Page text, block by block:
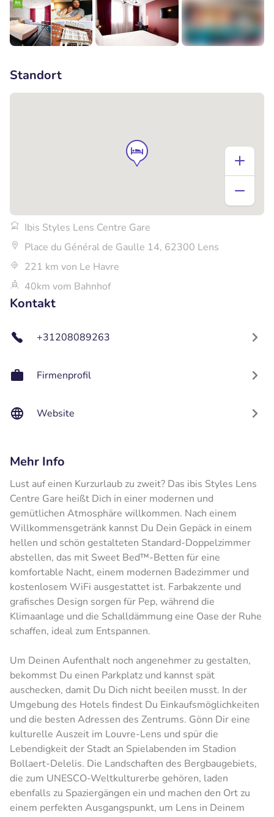
Standort
Ibis Styles Lens Centre Gare
Place du Général de Gaulle 14, 62300 Lens
221 km von Le Havre
40km vom Bahnhof
Kontakt
+31208089263
Firmenprofil
Website
Mehr Info
Lust auf einen Kurzurlaub zu zweit? Das ibis Styles Lens
Centre Gare heißt Dich in einer modernen und
gemütlichen Atmosphäre willkommen. Nach einem
Willkommensgetränk kannst Du Dein Gepäck in einem
hellen und schön gestalteten Standard-Doppelzimmer
abstellen, das mit Sweet Bed™-Betten für eine
komfortable Nacht, einem modernen Badezimmer und
kostenlosem WiFi ausgestattet ist. Farbakzente und
grafisches Design sorgen für Pep, während die
Klimaanlage und die Schalldämmung eine Oase der Ruhe
schaffen, ideal zum Entspannen.
Um Deinen Aufenthalt noch angenehmer zu gestalten,
bekommst Du einen Parkplatz und kannst spät
auschecken, damit Du Dich nicht beeilen musst. In der
Umgebung des Hotels findest Du Einkaufsmöglichkeiten
und die besten Adressen des Zentrums. Gönn Dir eine
kulturelle Auszeit im Louvre-Lens und spür die
Lebendigkeit der Stadt an Spielabenden im Stadion
Bollaert-Delelis. Die Landschaften des Bergbaugebiets,
die zum UNESCO-Weltkulturerbe gehören, laden
ebenfalls zu Spaziergängen ein und machen den Ort zu
einem perfekten Ausgangspunkt, um Lens in Deinem